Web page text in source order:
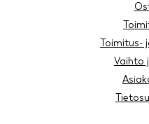
Toimitus-
Vaihto